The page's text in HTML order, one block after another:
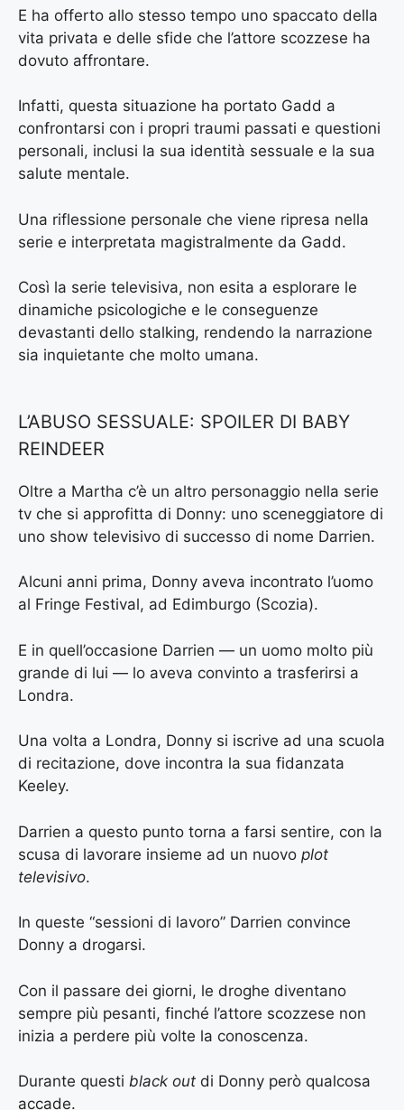
E ha offerto allo stesso tempo uno spaccato della
vita privata e delle sfide che l’attore scozzese ha
dovuto affrontare.
Infatti, questa situazione ha portato Gadd a
confrontarsi con i propri traumi passati e questioni
personali, inclusi la sua identità sessuale e la sua
salute mentale.
Una riflessione personale che viene ripresa nella
serie e interpretata magistralmente da Gadd.
Così la serie televisiva, non esita a esplorare le
dinamiche psicologiche e le conseguenze
devastanti dello stalking, rendendo la narrazione
sia inquietante che molto umana.
L’ABUSO SESSUALE: SPOILER DI BABY
REINDEER
Oltre a Martha c’è un altro personaggio nella serie
tv che si approfitta di Donny: uno sceneggiatore di
uno show televisivo di successo di nome Darrien.
Alcuni anni prima, Donny aveva incontrato l’uomo
al Fringe Festival, ad Edimburgo (Scozia).
E in quell’occasione Darrien — un uomo molto più
grande di lui — lo aveva convinto a trasferirsi a
Londra.
Una volta a Londra, Donny si iscrive ad una scuola
di recitazione, dove incontra la sua fidanzata
Keeley.
Darrien a questo punto torna a farsi sentire, con la
scusa di lavorare insieme ad un nuovo plot
televisivo.
In queste “sessioni di lavoro” Darrien convince
Donny a drogarsi.
Con il passare dei giorni, le droghe diventano
sempre più pesanti, finché l’attore scozzese non
inizia a perdere più volte la conoscenza.
Durante questi black out di Donny però qualcosa
accade.